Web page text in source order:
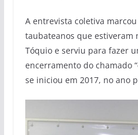
A entrevista coletiva
taubateanos que estiveram
Tóquio e serviu para fazer
encerramento do chamado
se iniciou em 2017, no ano